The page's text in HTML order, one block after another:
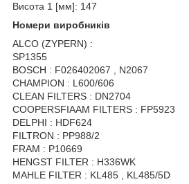
Висота 1 [мм]: 147
Номери виробників
ALCO (ZYPERN) :
SP1355
BOSCH : F026402067 , N2067
CHAMPION : L600/606
CLEAN FILTERS : DN2704
COOPERSFIAAM FILTERS : FP5923
DELPHI : HDF624
FILTRON : PP988/2
FRAM : P10669
HENGST FILTER : H336WK
MAHLE FILTER : KL485 , KL485/5D